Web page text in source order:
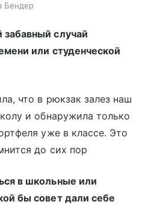
Бендер
случай
или студенческой
что в рюкзак залез наш
и обнаружила только
уже в классе. Это
до сих пор
в школьные или
бы совет дали себе